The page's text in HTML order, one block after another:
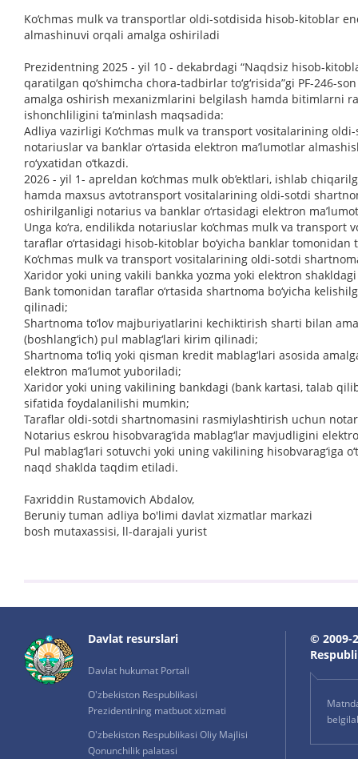
Ko‘chmas mulk va transportlar oldi-sotdisida hisob-kitoblar
almashinuvi orqali amalga oshiriladi
Prezidentning 2025 - yil 10 - dekabrdagi “Naqdsiz hisob-
qaratilgan qo‘shimcha chora-tadbirlar to‘g‘risida”gi PF-246-
amalga oshirish mexanizmlarini belgilash hamda bitimlarni
ishonchliligini ta’minlash maqsadida:
Adliya vazirligi Ko‘chmas mulk va transport vositalarining
notariuslar va banklar o‘rtasida elektron ma’lumotlar
ro‘yxatidan o‘tkazdi.
2026 - yil 1- apreldan ko‘chmas mulk ob’ektlari, ishlab
hamda maxsus avtotransport vositalarining oldi-sotdi
oshirilganligi notarius va banklar o‘rtasidagi elektron
Unga ko‘ra, endilikda notariuslar ko‘chmas mulk va
taraflar o‘rtasidagi hisob-kitoblar bo‘yicha banklar
Ko‘chmas mulk va transport vositalarining oldi-sotdi
Xaridor yoki uning vakili bankka yozma yoki elektron
Bank tomonidan taraflar o‘rtasida shartnoma bo‘yicha
qilinadi;
Shartnoma to‘lov majburiyatlarini kechiktirish sharti bilan
(boshlang‘ich) pul mablag‘lari kirim qilinadi;
Shartnoma to‘liq yoki qisman kredit mablag‘lari asosida
elektron ma’lumot yuboriladi;
Xaridor yoki uning vakilining bankdagi (bank kartasi, talab
sifatida foydalanilishi mumkin;
Taraflar oldi-sotdi shartnomasini rasmiylashtirish uchun
Notarius eskrou hisobvarag‘ida mablag‘lar mavjudligini
Pul mablag‘lari sotuvchi yoki uning vakilining hisobvarag‘iga
naqd shaklda taqdim etiladi.
Faxriddin Rustamovich Abdalov,
Beruniy tuman adliya bo'limi davlat xizmatlar markazi
bosh mutaxassisi, ll-darajali yurist
Davlat resurslari
Davlat hukumat Portali
O'zbekiston Respublikasi
Prezidentining matbuot xizmati
O'zbekiston Respublikasi Oliy Majlisi
Qonunchilik palatasi
© 2009-